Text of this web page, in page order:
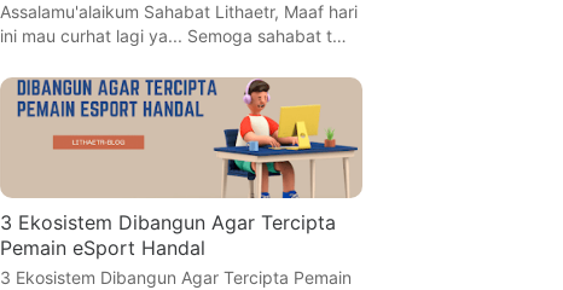
Assalamu'alaikum Sahabat Lithaetr, Maaf hari
ini mau curhat lagi ya... Semoga sahabat t…
3 Ekosistem Dibangun Agar Tercipta
Pemain eSport Handal
3 Ekosistem Dibangun Agar Tercipta Pemain